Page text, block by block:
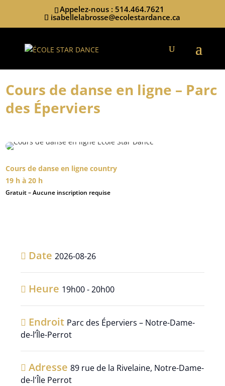
Appelez-nous : 514.464.7621
isabellelabrosse@ecolestardance.ca
Cours de danse en ligne – Parc
des Éperviers
Cours de danse en ligne country
19 h à 20 h
Gratuit – Aucune inscription requise
Date2026-08-26
Heure 19h00 - 20h00
Endroit Parc des Éperviers – Notre-Dame-
de-l’Île-Perrot
Adresse89 rue de la Rivelaine, Notre-Dame-
de-l'Île Perrot